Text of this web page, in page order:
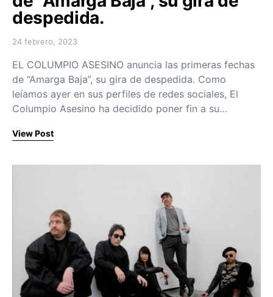
despedida.
Posted on
24 febrero, 2023
EL COLUMPIO ASESINO anuncia las primeras fechas
de “Amarga Baja”, su gira de despedida. Como
leíamos ayer en sus perfiles de redes sociales, El
Columpio Asesino ha decidido poner fin a su…
View Post